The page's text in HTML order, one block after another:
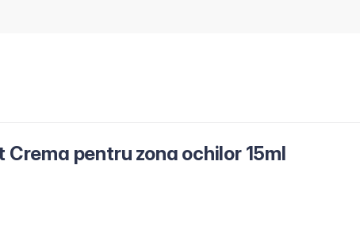
Crema pentru zona ochilor 15ml